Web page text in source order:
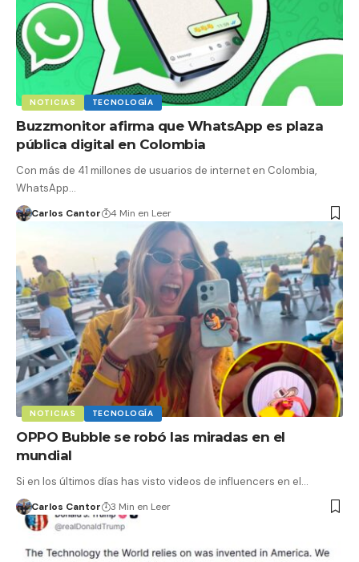
NOTICIAS TECNOLOGÍA
Buzzmonitor afirma que WhatsApp es plaza
pública digital en Colombia
Con más de 41 millones de usuarios de internet en Colombia,
WhatsApp…
Carlos Cantor 4 Min en Leer
NOTICIAS TECNOLOGÍA
OPPO Bubble se robó las miradas en el
mundial
Si en los últimos días has visto videos de influencers en el…
Carlos Cantor 3 Min en Leer